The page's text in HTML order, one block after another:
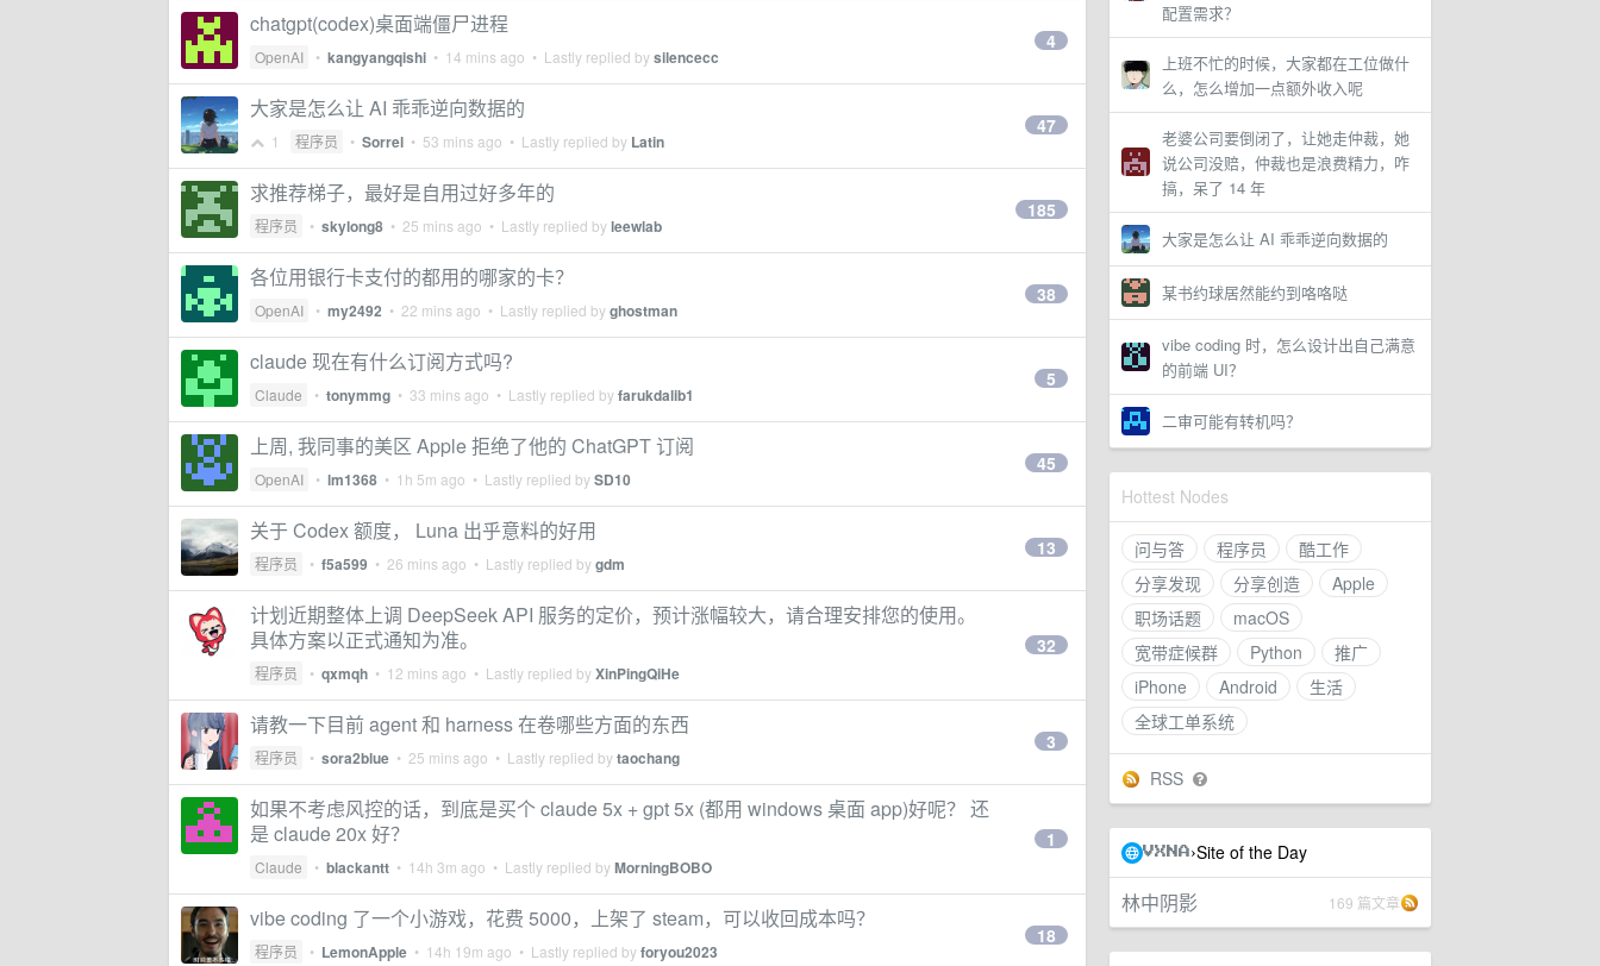
配置需求？
上班不忙的时候，大家都在工位做什
么，怎么增加一点额外收入呢
老婆公司要倒闭了，让她走仲裁，她
说公司没赔，仲裁也是浪费精力，咋
搞，呆了 14 年
大家是怎么让 AI 乖乖逆向数据的
某书约球居然能约到咯咯哒
vibe coding 时，怎么设计出自己满意
的前端 UI？
二审可能有转机吗？
Hottest Nodes
问与答 程序员
酷工作
分享发现
分享创造
Apple
职场话题
macOS
宽带症候群
Python
推广
iPhone
Android
生活
全球工单系统
RSS
VXNA ›Site of the Day
林中阴影 169 篇文章
chatgpt(codex)桌面端僵尸进程
OpenAI • kangyangqishi • 14 mins ago • Lastly replied bysilencecc
4
大家是怎么让 AI 乖乖逆向数据的
1 程序员 • Sorrel • 53 mins ago • Lastly replied by Latin
47
求推荐梯子，最好是自用过好多年的
程序员 • skylong8 • 25 mins ago • Lastly replied byleewlab
185
各位用银行卡支付的都用的哪家的卡？
OpenAI • my2492 • 22 mins ago • Lastly replied byghostman
38
claude 现在有什么订阅方式吗?
Claude • tonymmg • 33 mins ago • Lastly replied byfarukdalib1
5
上周, 我同事的美区 Apple 拒绝了他的 ChatGPT 订阅
OpenAI • lm1368 • 1h 5m ago • Lastly replied bySD10
45
关于 Codex 额度， Luna 出乎意料的好用
程序员 • f5a599 • 26 mins ago • Lastly replied bygdm
13
计划近期整体上调 DeepSeek API 服务的定价，预计涨幅较大，请合理安排您的使用。
具体方案以正式通知为准。
程序员 • qxmqh • 12 mins ago • Lastly replied byXinPingQiHe
32
请教一下目前 agent 和 harness 在卷哪些方面的东西
程序员 • sora2blue • 25 mins ago • Lastly replied bytaochang
3
如果不考虑风控的话，到底是买个 claude 5x + gpt 5x (都用 windows 桌面 app)好呢？ 还
是 claude 20x 好？
Claude • blackantt • 14h 3m ago • Lastly replied byMorningBOBO
1
vibe coding 了一个小游戏，花费 5000，上架了 steam，可以收回成本吗？
程序员 • LemonApple • 14h 19m ago • Lastly replied byforyou2023
18